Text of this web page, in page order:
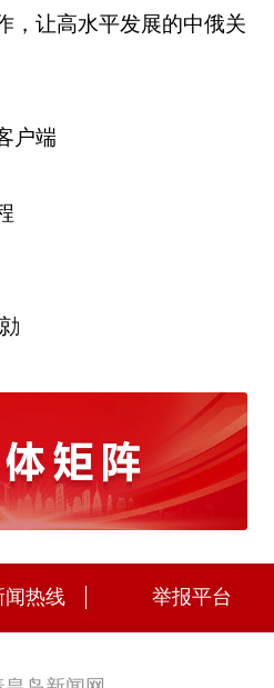
，让高水平发展的中俄关
户端
闻热线 举报平台